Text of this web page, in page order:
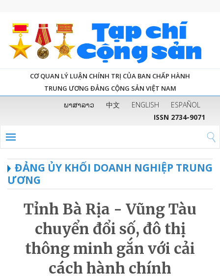
CƠ QUAN LÝ LUẬN CHÍNH TRỊ CỦA BAN CHẤP HÀNH
TRUNG ƯƠNG ĐẢNG CỘNG SẢN VIỆT NAM
ພາສາລາວ 中文 ENGLISH
ESPAÑOL
ISSN 2734-9071
ĐẢNG ỦY KHỐI DOANH NGHIỆP TRUNG
ƯƠNG
Tỉnh Bà Rịa - Vũng Tàu
chuyển đổi số, đô thị
thông minh gắn với cải
cách hành chính